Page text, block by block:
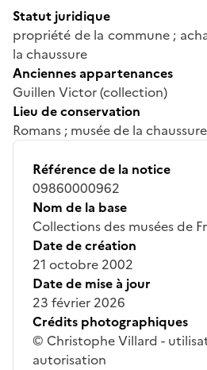
Statut juridique
propriété de la commune ;
la chaussure
Anciennes appartenances
Guillen Victor (collection)
Lieu de conservation
Romans ; musée de la chaussure
Référence de la notice
09860000962
Nom de la base
Collections des musées de
Date de création
21 octobre 2002
Date de mise à jour
23 février 2026
Crédits photographiques
© Christophe Villard -
autorisation